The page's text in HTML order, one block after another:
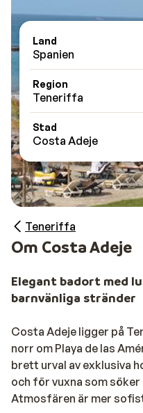
Land
Spanien
Region
Teneriffa
Stad
Costa Adeje
Teneriffa
Om Costa Adeje
Elegant badort med
barnvänliga stränder
Costa Adeje ligger på
norr om Playa de las
brett urval av exklusiva
och för vuxna som
Atmosfären är mer